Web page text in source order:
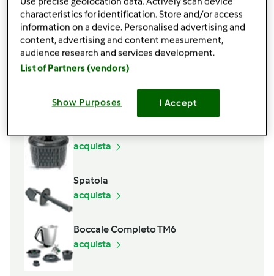
q.b.pepe
900gacqua
100g pancetta
Aggiungi alla lista della spesa
Accessori che ti serviranno
acquista
Spatola
acquista
Boccale Completo TM6
acquista
characteristics for identification. Store and/or access
information on a device. Personalised advertising and
content, advertising and content measurement,
audience research and services development.
List of Partners (vendors)
Show Purposes I Accept